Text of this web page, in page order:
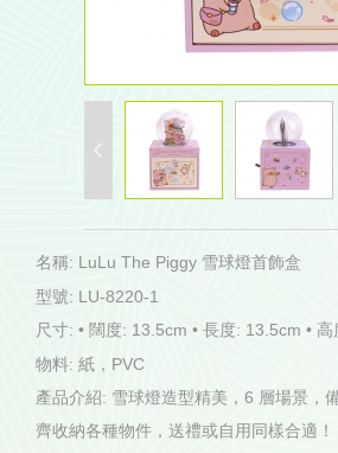
名稱: LuLu The Piggy 雪球燈首飾盒
型號: LU-8220-1
尺寸: • 闊度: 13.5cm • 長度: 13.5cm •
物料: 紙，PVC
產品介紹: 雪球燈造型精美，6 層場景，
齊收納各種物件，送禮或自用同樣合適！